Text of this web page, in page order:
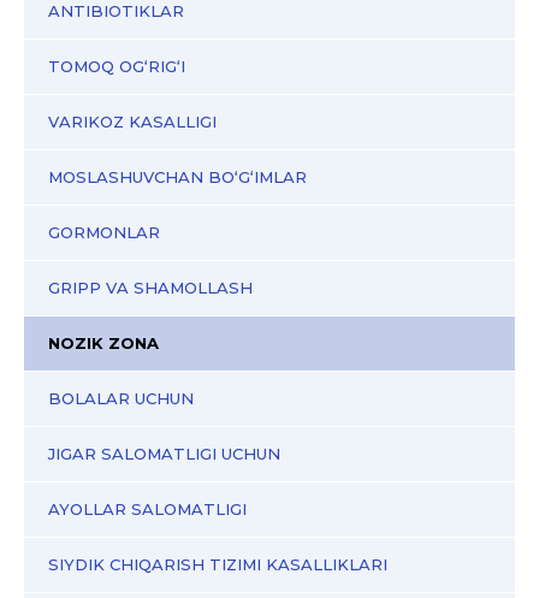
ANTIBIOTIKLAR
TOMOQ OG‘RIG‘I
VARIKOZ KASALLIGI
MOSLASHUVCHAN BO‘G‘IMLAR
GORMONLAR
GRIPP VA SHAMOLLASH
NOZIK ZONA
BOLALAR UCHUN
JIGAR SALOMATLIGI UCHUN
AYOLLAR SALOMATLIGI
SIYDIK CHIQARISH TIZIMI KASALLIKLARI